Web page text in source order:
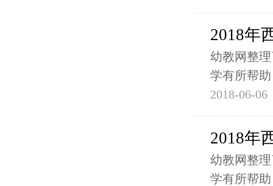
2018年
幼教网整
学有所帮
2018-06-06
2018年
幼教网整
学有所帮